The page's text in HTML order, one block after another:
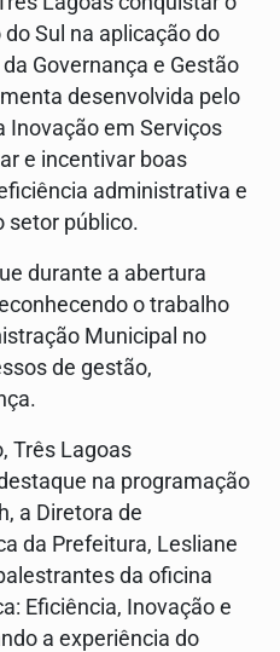
Sul na aplicação do
Governança e Gestão
desenvolvida pelo
Inovação em Serviços
e incentivar boas
administrativa e
setor público.
durante a abertura
o trabalho
Municipal no
de gestão,
Três Lagoas
na programação
a Diretora de
da Prefeitura, Lesliane
da oficina
Eficiência, Inovação e
a experiência do